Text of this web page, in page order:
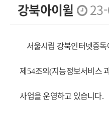
강북아이윌 23-
본문
서울시립 강북인터넷중
제54조의(지능정보서비스
사업을 운영하고 있습니다.